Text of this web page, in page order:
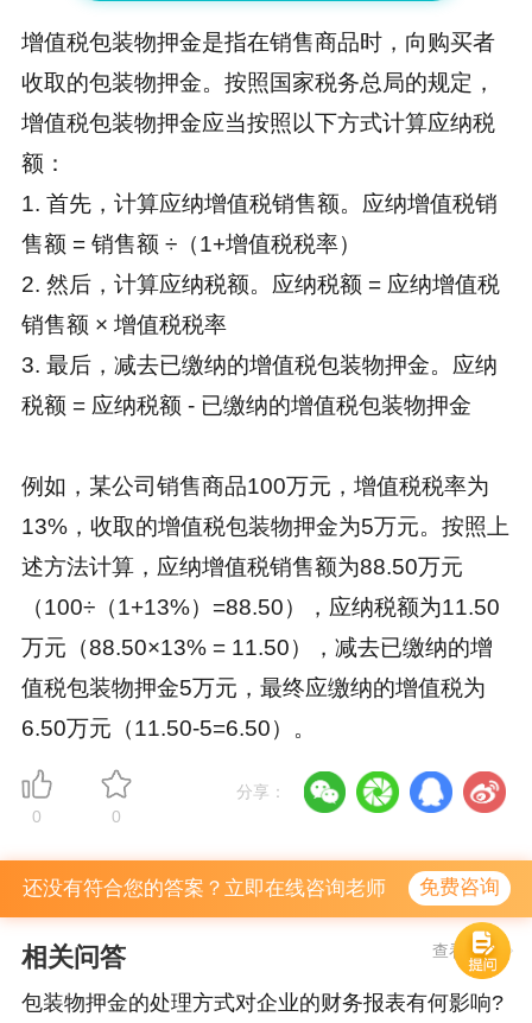
增值税包装物押金是指在销售商品时，向购买者
收取的包装物押金。按照国家税务总局的规定，
增值税包装物押金应当按照以下方式计算应纳税
额：
1. 首先，计算应纳增值税销售额。应纳增值税销
售额 = 销售额 ÷（1+增值税税率）
2. 然后，计算应纳税额。应纳税额 = 应纳增值税
销售额 × 增值税税率
3. 最后，减去已缴纳的增值税包装物押金。应纳
税额 = 应纳税额 - 已缴纳的增值税包装物押金
例如，某公司销售商品100万元，增值税税率为
13%，收取的增值税包装物押金为5万元。按照上
述方法计算，应纳增值税销售额为88.50万元
（100÷（1+13%）=88.50），应纳税额为11.50
万元（88.50×13% = 11.50），减去已缴纳的增
值税包装物押金5万元，最终应缴纳的增值税为
6.50万元（11.50-5=6.50）。
0 0
分享：
免费咨询
还没有符合您的答案？立即在线咨询老师
查看更多
相关问答
包装物押金的处理方式对企业的财务报表有何影响?